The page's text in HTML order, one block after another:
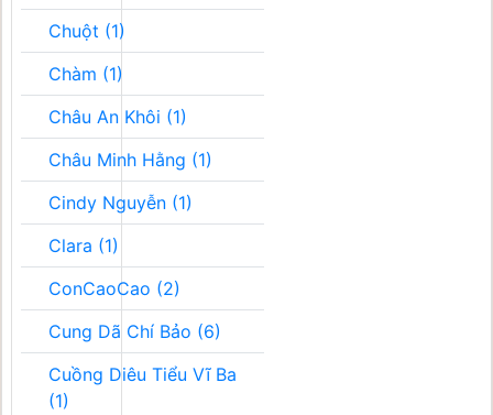
Chuột (1)
Chàm (1)
Châu An Khôi (1)
Châu Minh Hằng (1)
Cindy Nguyễn (1)
Clara (1)
ConCaoCao (2)
Cung Dã Chí Bảo (6)
Cuồng Diêu Tiểu Vĩ Ba
(1)